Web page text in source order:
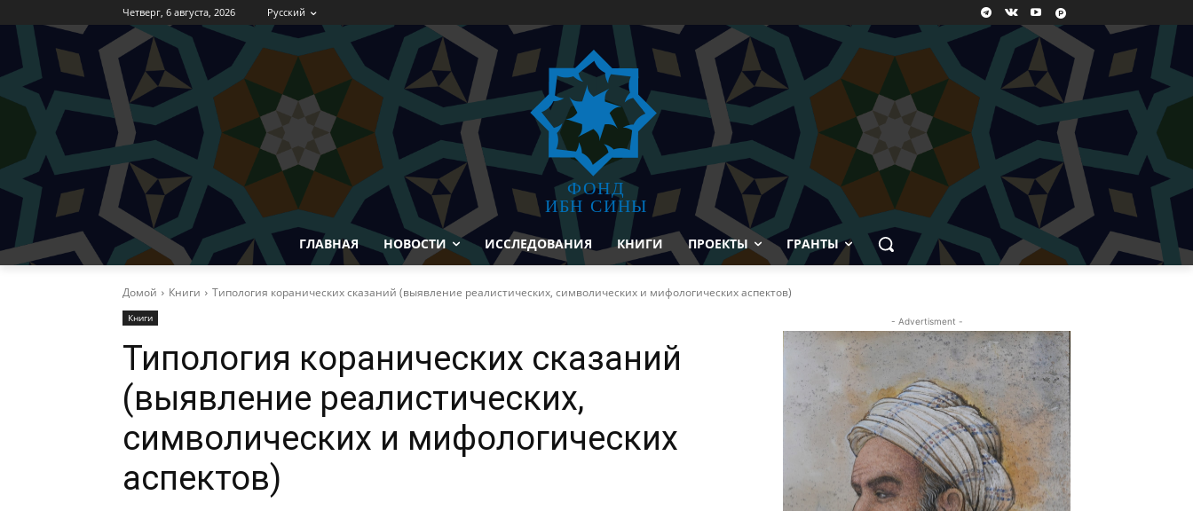
Четверг, 6 августа, 2026 Русский
ФОНД
ИБН СИНЫ
ГЛАВНАЯ НОВОСТИ ИССЛЕДОВАНИЯ КНИГИ ПРОЕКТЫ ГРАНТЫ
Домой Книги Типология коранических сказаний (выявление реалистических, символических и мифологических аспектов)
Книги
Типология коранических сказаний
(выявление реалистических,
символических и мифологических
аспектов)
- Advertisment -